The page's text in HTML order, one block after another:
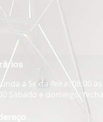
a Sexta-feira: 08:00 às
Sábado e domingo: